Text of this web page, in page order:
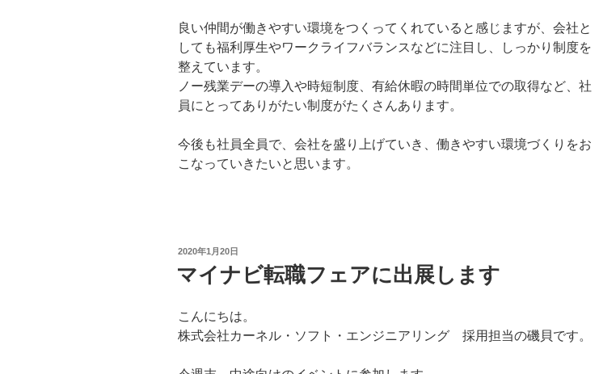
良い仲間が働きやすい環境をつくってくれていると感じますが、会社と
しても福利厚生やワークライフバランスなどに注目し、しっかり制度を
整えています。
ノー残業デーの導入や時短制度、有給休暇の時間単位での取得など、社
員にとってありがたい制度がたくさんあります。
今後も社員全員で、会社を盛り上げていき、働きやすい環境づくりをお
こなっていきたいと思います。
投
日:
2020年1月20日
マイナビ転職フェアに出展します
こんにちは。
株式会社カーネル・ソフト・エンジニアリング 採用担当の磯貝です。